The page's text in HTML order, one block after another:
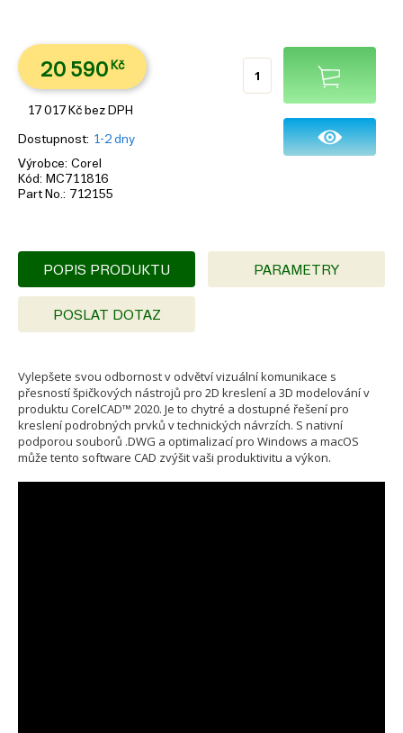
20 590 Kč
17 017 Kč bez DPH
Dostupnost 1-2 dny
Výrobce Corel
Kód
MC711816
Part No. 712155
POPIS PRODUKTU PARAMETRY
POSLAT DOTAZ
Vylepšete svou odbornost v odvětví vizuální komunikace s
přesností špičkových nástrojů pro 2D kreslení a 3D modelování v
produktu CorelCAD™ 2020. Je to chytré a dostupné řešení pro
kreslení podrobných prvků v technických návrzích. S nativní
podporou souborů .DWG a optimalizací pro Windows a macOS
může tento software CAD zvýšit vaši produktivitu a výkon.